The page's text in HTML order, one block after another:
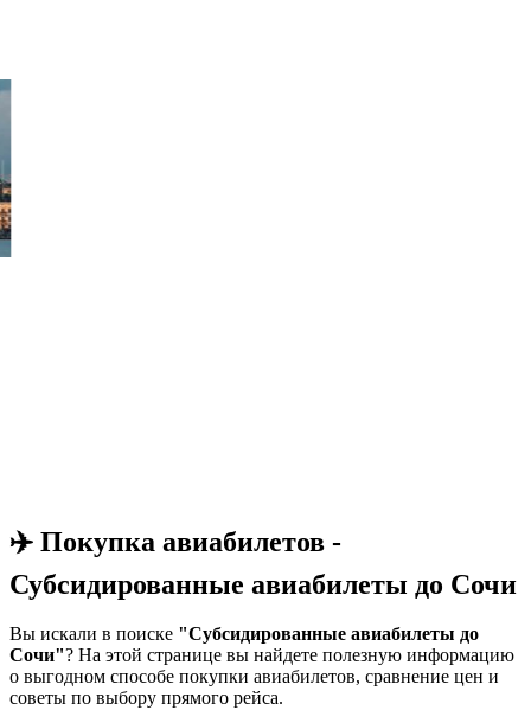
✈️ Покупка авиабилетов -
Субсидированные авиабилеты до Сочи
Вы искали в поиске "Субсидированные авиабилеты до
Сочи"? На этой странице вы найдете полезную информацию
о выгодном способе покупки авиабилетов, сравнение цен и
советы по выбору прямого рейса.